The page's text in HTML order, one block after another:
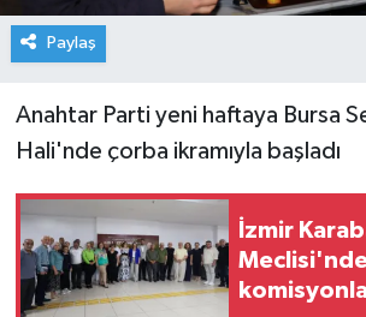
Paylaş
Anahtar Parti yeni haftaya Bursa
Hali'nde çorba ikramıyla başladı
İzmir